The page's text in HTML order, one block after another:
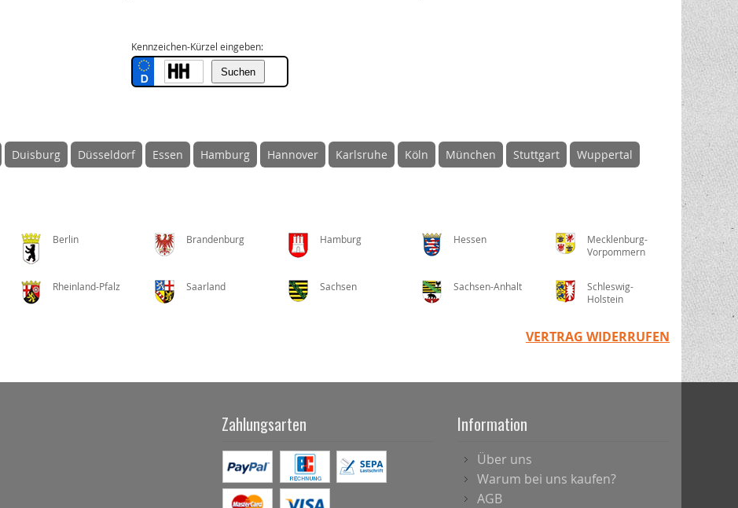
Kennzeichen-Kürzel eingeben:
Duisburg Düsseldorf Essen Hamburg Hannover Karlsruhe Köln München Stuttgart Wuppertal
Berlin Brandenburg Hamburg Hessen
Mecklenburg-
Vorpommern
Rheinland-Pfalz Saarland Sachsen Sachsen-Anhalt
Schleswig-
Holstein
VERTRAG WIDERRUFEN
Zahlungsarten Information
Über uns
Warum bei uns kaufen?
AGB